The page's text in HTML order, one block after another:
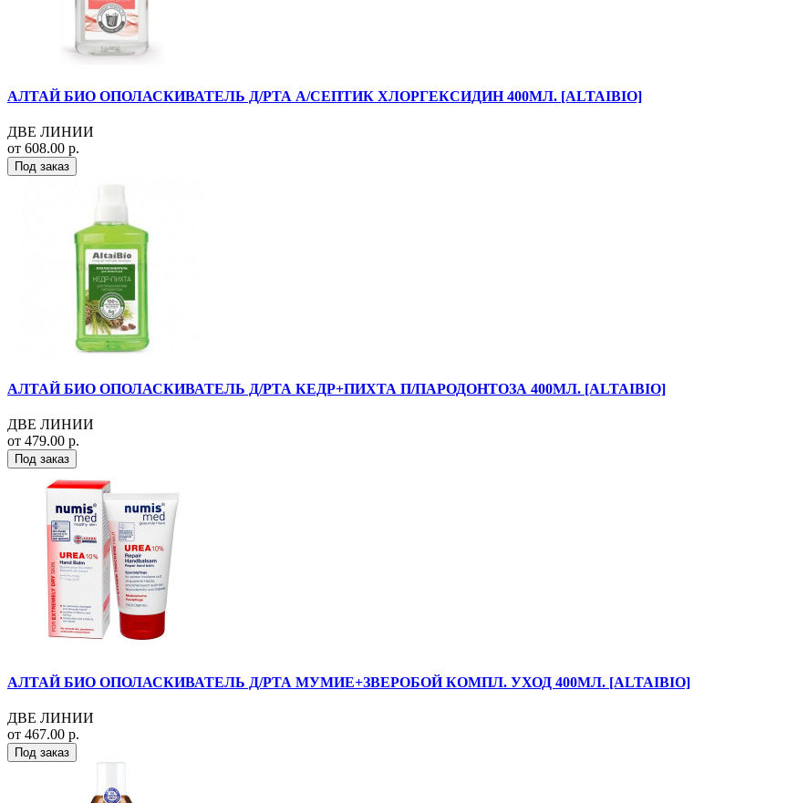
АЛТАЙ БИО ОПОЛАСКИВАТЕЛЬ Д/РТА А/СЕПТИК ХЛОРГЕКСИДИН 400МЛ. [ALTAIBIO]
ДВЕ ЛИНИИ
от 608.00 р.
Под заказ
АЛТАЙ БИО ОПОЛАСКИВАТЕЛЬ Д/РТА КЕДР+ПИХТА П/ПАРОДОНТОЗА 400МЛ. [ALTAIBIO]
ДВЕ ЛИНИИ
от 479.00 р.
Под заказ
АЛТАЙ БИО ОПОЛАСКИВАТЕЛЬ Д/РТА МУМИЕ+ЗВЕРОБОЙ КОМПЛ. УХОД 400МЛ. [ALTAIBIO]
ДВЕ ЛИНИИ
от 467.00 р.
Под заказ